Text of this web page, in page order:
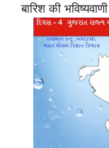
बारिश की